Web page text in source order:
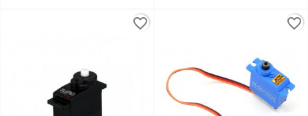
favorite_border favorite_border